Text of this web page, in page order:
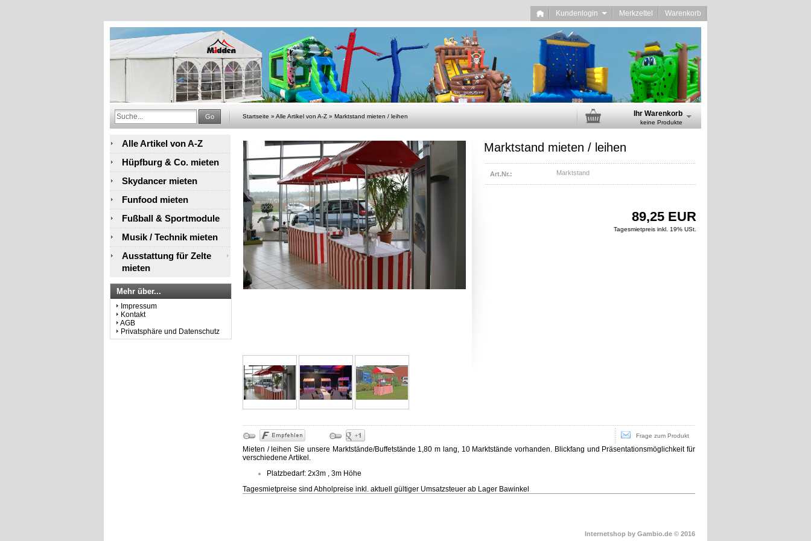
Kundenlogin Merkzettel Warenkorb
Go Startseite » Alle Artikel von A-Z » Marktstand mieten / leihen Ihr Warenkorb
keine Produkte
Marktstand mieten / leihen
Art.Nr.: Marktstand
89,25 EUR
Tagesmietpreis inkl. 19% USt.
Frage zum Produkt
Mieten / leihen Sie unsere Marktstände/Buffetstände 1,80 m lang, 10 Marktstände vorhanden. Blickfang und Präsentationsmöglichkeit für
verschiedene Artikel.
Platzbedarf: 2x3m , 3m Höhe
Tagesmietpreise sind Abholpreise inkl. aktuell gültiger Umsatzsteuer ab Lager Bawinkel
Alle Artikel von A-Z
Hüpfburg & Co. mieten
Skydancer mieten
Funfood mieten
Fußball & Sportmodule
Musik / Technik mieten
Ausstattung für Zelte
mieten
Mehr über...
Impressum
Kontakt
AGB
Privatsphäre und Datenschutz
Internetshop by Gambio.de © 2016